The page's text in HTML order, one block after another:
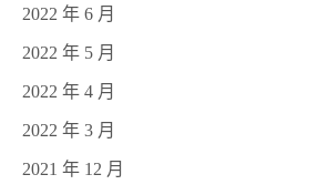
2022 年 6 月
2022 年 5 月
2022 年 4 月
2022 年 3 月
2021 年 12 月